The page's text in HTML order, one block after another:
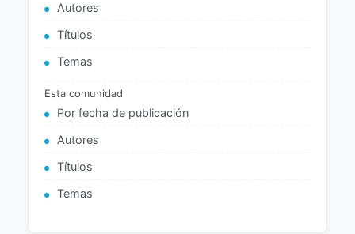
Autores
Títulos
Temas
Esta comunidad
Por fecha de publicación
Autores
Títulos
Temas